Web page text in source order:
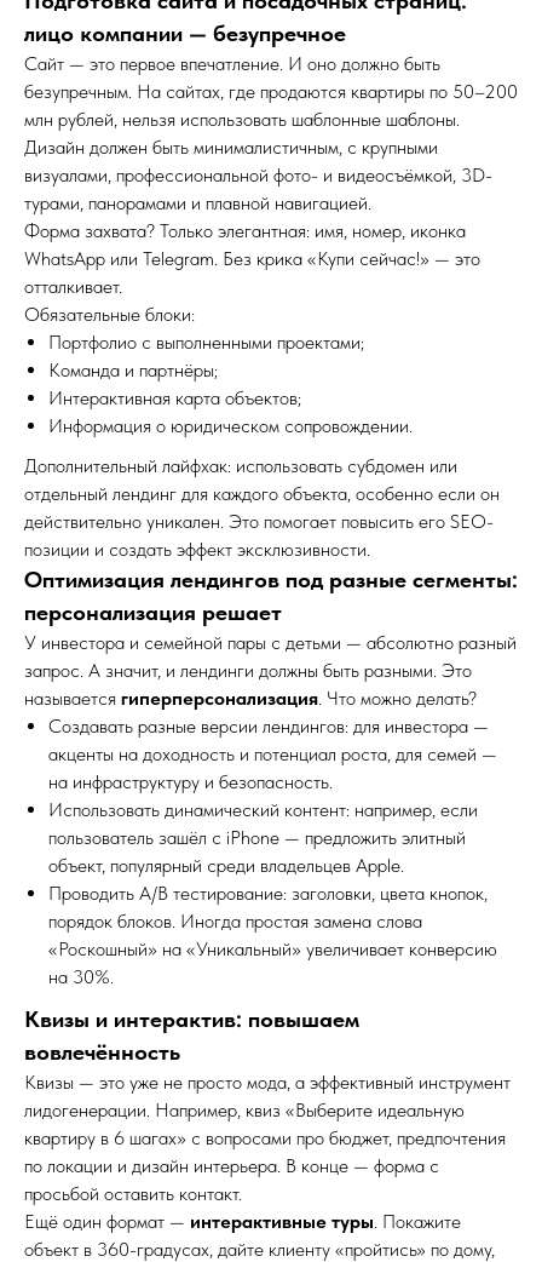
лицо компании — безупречное
Сайт — это первое впечатление. И оно должно быть
безупречным. На сайтах, где продаются квартиры по 50–200
млн рублей, нельзя использовать шаблонные шаблоны.
Дизайн должен быть минималистичным, с крупными
визуалами, профессиональной фото- и видеосъёмкой, 3D-
турами, панорамами и плавной навигацией.
Форма захвата? Только элегантная: имя, номер, иконка
WhatsApp или Telegram. Без крика «Купи сейчас!» — это
отталкивает.
Обязательные блоки:
Портфолио с выполненными проектами;
Команда и партнёры;
Интерактивная карта объектов;
Информация о юридическом сопровождении.
Дополнительный лайфхак: использовать субдомен или
отдельный лендинг для каждого объекта, особенно если он
действительно уникален. Это помогает повысить его SEO-
позиции и создать эффект эксклюзивности.
Оптимизация лендингов под разные сегменты:
персонализация решает
У инвестора и семейной пары с детьми — абсолютно разный
запрос. А значит, и лендинги должны быть разными. Это
называется гиперперсонализация. Что можно делать?
Создавать разные версии лендингов: для инвестора —
акценты на доходность и потенциал роста, для семей —
на инфраструктуру и безопасность.
Использовать динамический контент: например, если
пользователь зашёл с iPhone — предложить элитный
объект, популярный среди владельцев Apple.
Проводить A/B тестирование: заголовки, цвета кнопок,
порядок блоков. Иногда простая замена слова
«Роскошный» на «Уникальный» увеличивает конверсию
на 30%.
Квизы и интерактив: повышаем
вовлечённость
Квизы — это уже не просто мода, а эффективный инструмент
лидогенерации. Например, квиз «Выберите идеальную
квартиру в 6 шагах» с вопросами про бюджет, предпочтения
по локации и дизайн интерьера. В конце — форма с
просьбой оставить контакт.
Ещё один формат — интерактивные туры. Покажите
объект в 360-градусах, дайте клиенту «пройтись» по дому,